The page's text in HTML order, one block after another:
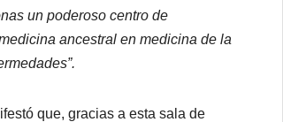
un poderoso centro de
ancestral en medicina de la
que, gracias a esta sala de